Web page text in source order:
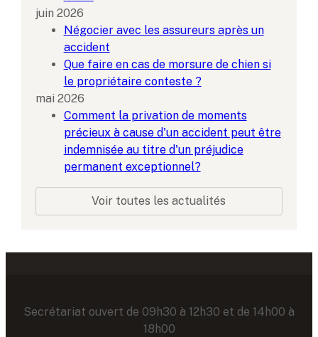
juin 2026
Négocier avec les assureurs après un
accident
Que faire en cas de morsure de chien si
le propriétaire conteste ?
mai 2026
Comment la privation de moments
précieux à cause d'un accident peut être
indemnisée au titre d'un préjudice
permanent exceptionnel?
Voir toutes les actualités
Secrétariat ouvert de 09h30 à 12h30 et de 14h00 à
18h00